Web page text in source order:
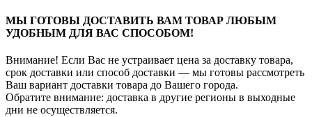
МЫ ГОТОВЫ ДОСТАВИТЬ ВАМ ТОВАР ЛЮБЫМ
УДОБНЫМ ДЛЯ ВАС СПОСОБОМ!
Внимание! Если Вас не устраивает цена за доставку товара,
срок доставки или способ доставки — мы готовы рассмотреть
Ваш вариант доставки товара до Вашего города.
Обратите внимание: доставка в другие регионы в выходные
дни не осуществляется.